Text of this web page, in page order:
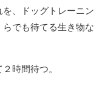
、ドッグトレーニン
でも待てる生き物な
時間待つ。